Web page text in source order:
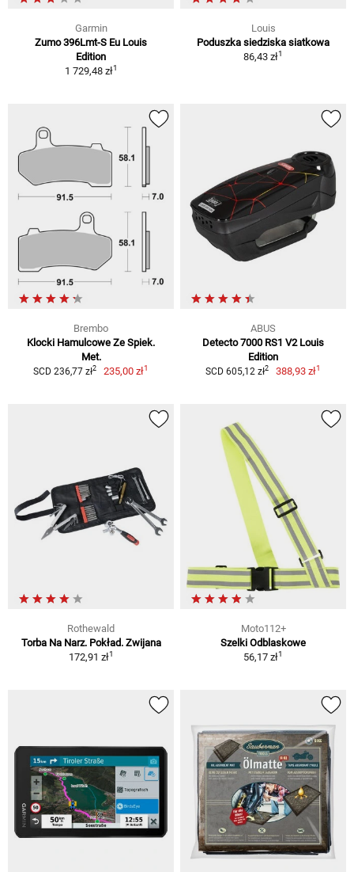
Garmin
Zumo 396Lmt-S Eu Louis
Edition
1 729,48 zł1
Louis
Poduszka siedziska siatkowa
86,43 zł1
Brembo
Klocki Hamulcowe Ze Spiek.
Met.
SCD 236,77 zł2 235,00 zł1
ABUS
Detecto 7000 RS1 V2 Louis
Edition
SCD 605,12 zł2 388,93 zł1
Rothewald
Torba Na Narz. Pokład. Zwijana
172,91 zł1
Moto112+
Szelki Odblaskowe
56,17 zł1